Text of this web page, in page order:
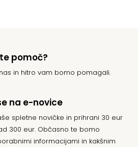
pomoč?
nas in hitro vam bomo pomagali.
na e-novice
spletne novičke in prihrani 30 eur
300 eur. Občasno te bomo
informacijami in kakšnim